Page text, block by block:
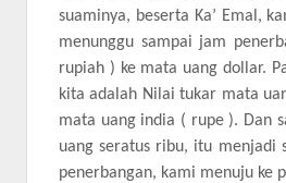
suaminya, beserta Ka’ Emal,
menunggu sampai jam
rupiah ) ke mata uang dollar.
kita adalah Nilai tukar mata
mata uang india ( rupe ). Dan
uang seratus ribu, itu menjadi
penerbangan, kami menuju ke